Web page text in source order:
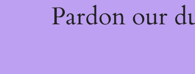
Pardon our